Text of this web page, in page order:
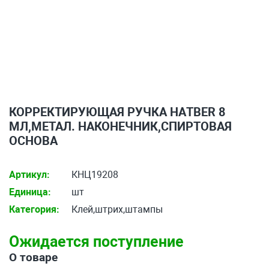
КОРРЕКТИРУЮЩАЯ РУЧКА НАTBER 8
МЛ,МЕТАЛ. НАКОНЕЧНИК,СПИРТОВАЯ
ОСНОВА
Артикул:
КНЦ19208
Единица:
шт
Категория:
Клей,штрих,штампы
Ожидается поступление
О товаре